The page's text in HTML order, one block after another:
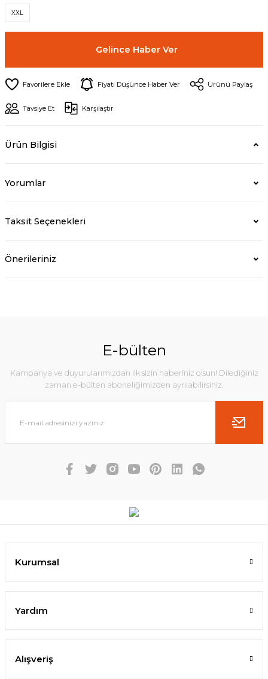
XXL
Gelince Haber Ver
Fiyatı Düşünce Haber Ver Ürünü Paylaş
Tavsiye Et Karşılaştır
Ürün Bilgisi
Yorumlar
Taksit Seçenekleri
Önerileriniz
E-bülten
Kampanya ve duyurularımızdan ilk sizin haberiniz olsun! Dilediğiniz
zaman e-bülten aboneliğimizden ayrılabilirsiniz.
Kurumsal
Yardım
Alışveriş